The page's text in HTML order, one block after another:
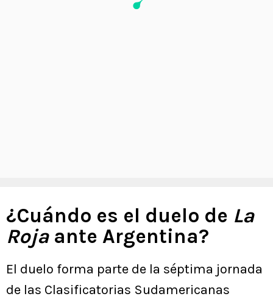
¿Cuándo es el duelo de La
Rojaante Argentina?
El duelo forma parte de la séptima jornada
de las Clasificatorias Sudamericanas